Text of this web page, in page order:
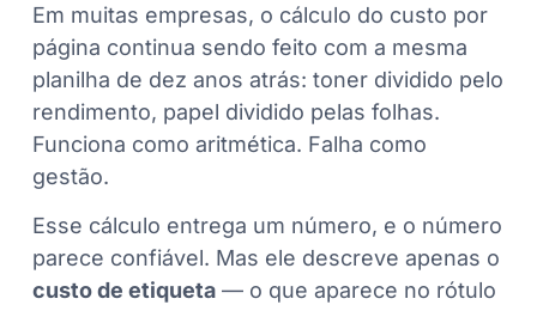
Em muitas empresas, o cálculo do custo por
página continua sendo feito com a mesma
planilha de dez anos atrás: toner dividido pelo
rendimento, papel dividido pelas folhas.
Funciona como aritmética. Falha como
gestão.
Esse cálculo entrega um número, e o número
parece confiável. Mas ele descreve apenas o
custo de etiqueta — o que aparece no rótulo